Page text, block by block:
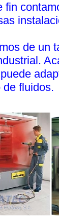
fin
de un
de fluidos.